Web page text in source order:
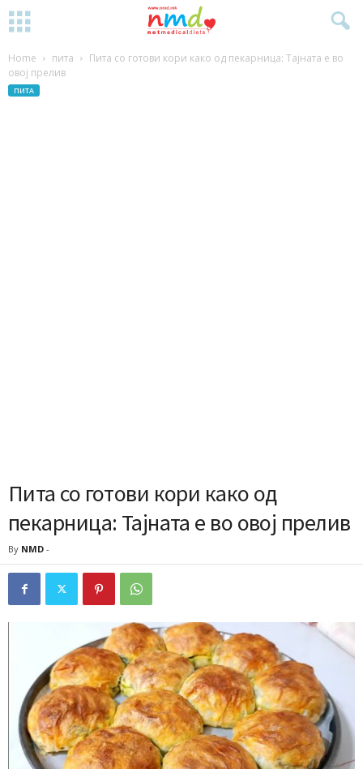
Home пита
Пита со готови кори како од пекарница: Тајната е во
овој прелив
ПИТА
Пита со готови кори како од
пекарница: Тајната е во овој прелив
By NMD -